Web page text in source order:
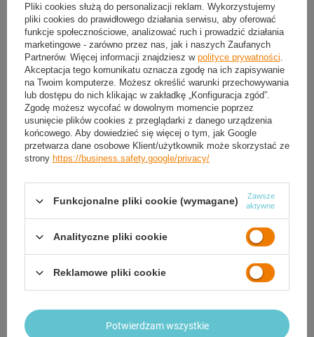
OPIS
SZCZEGÓŁOWE DANE
GWARANCJA
OPINIE (0)
Marka Meteor
produkt na terenie UE
Czajkowski
Więcej
Dane techniczne
Materiał
Pliki cookies służą do personalizacji reklam. Wykorzystujemy
pliki cookies do prawidłowego działania serwisu, aby oferować
funkcje społecznościowe, analizować ruch i prowadzić działania
marketingowe - zarówno przez nas, jak i naszych Zaufanych
Partnerów. Więcej informacji znajdziesz w polityce prywatności
Akceptacja tego komunikatu oznacza zgodę na ich zapisywanie
na Twoim komputerze. Możesz określić warunki przechowywania
lub dostępu do nich klikając w zakładkę „Konfiguracja zgód”.
Zgodę możesz wycofać w dowolnym momencie poprzez
usunięcie plików cookies z przeglądarki z danego urządzenia
końcowego. Aby dowiedzieć się więcej o tym, jak Google
przetwarza dane osobowe Klient/użytkownik może skorzystać ze
strony https://business.safety.google/privacy/
Funkcjonalne pliki cookie (wymagane)
Zawsze
aktywne
Analityczne pliki cookie
Reklamowe pliki cookie
Potwierdzam wszystkie